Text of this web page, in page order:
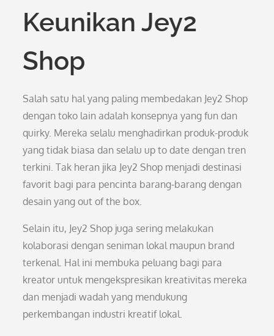
Keunikan Jey2
Shop
Salah satu hal yang paling membedakan Jey2 Shop
dengan toko lain adalah konsepnya yang fun dan
quirky. Mereka selalu menghadirkan produk-produk
yang tidak biasa dan selalu up to date dengan tren
terkini. Tak heran jika Jey2 Shop menjadi destinasi
favorit bagi para pencinta barang-barang dengan
desain yang out of the box.
Selain itu, Jey2 Shop juga sering melakukan
kolaborasi dengan seniman lokal maupun brand
terkenal. Hal ini membuka peluang bagi para
kreator untuk mengekspresikan kreativitas mereka
dan menjadi wadah yang mendukung
perkembangan industri kreatif lokal.